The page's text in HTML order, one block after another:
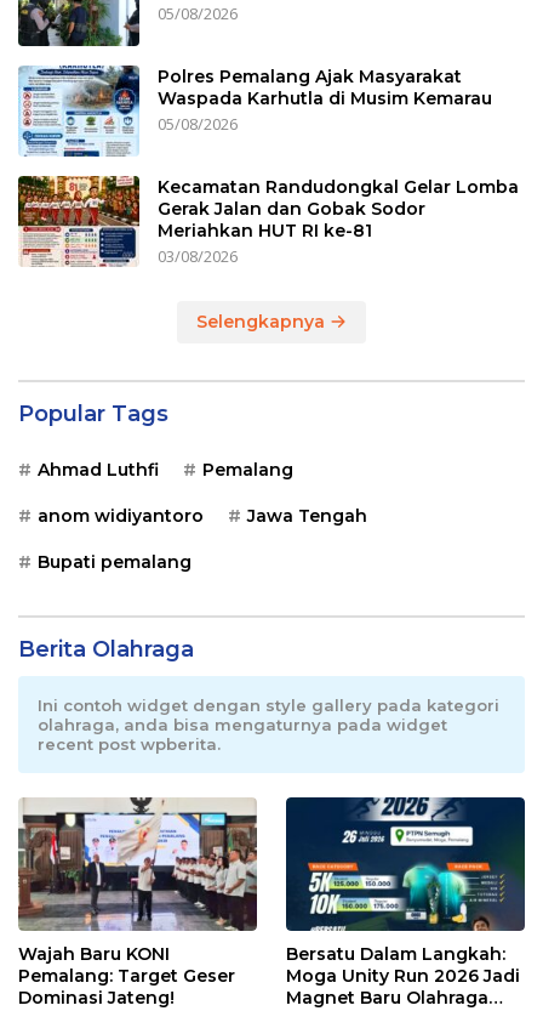
05/08/2026
Polres Pemalang Ajak Masyarakat
Waspada Karhutla di Musim Kemarau
05/08/2026
Kecamatan Randudongkal Gelar Lomba
Gerak Jalan dan Gobak Sodor
Meriahkan HUT RI ke-81
03/08/2026
Selengkapnya
Popular Tags
Ahmad Luthfi Pemalang
anom widiyantoro Jawa Tengah
Bupati pemalang
Berita Olahraga
Ini contoh widget dengan style gallery pada kategori
olahraga, anda bisa mengaturnya pada widget
recent post wpberita.
Wajah Baru KONI
Pemalang: Target Geser
Dominasi Jateng!
Bersatu Dalam Langkah:
Moga Unity Run 2026 Jadi
Magnet Baru Olahraga